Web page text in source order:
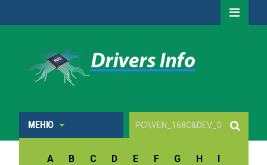
МЕНЮ
A B C D E F G H
I